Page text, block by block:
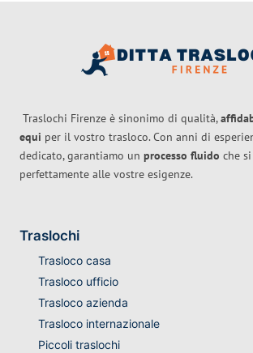
Traslochi Firenze è sinonimo di qualità,
equi per il vostro trasloco. Con anni di
dedicato, garantiamo un processo fluido che
perfettamente alle vostre esigenze.
Traslochi
Trasloco casa
Trasloco ufficio
Trasloco azienda
Trasloco internazionale
Piccoli traslochi